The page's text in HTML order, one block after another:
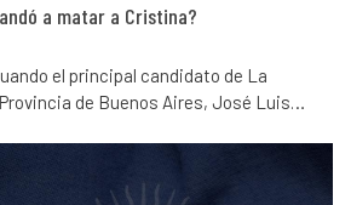
a matar a Cristina?
el principal candidato de La
de Buenos Aires, José Luis…